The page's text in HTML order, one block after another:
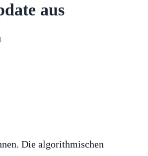
aus
Die algorithmischen